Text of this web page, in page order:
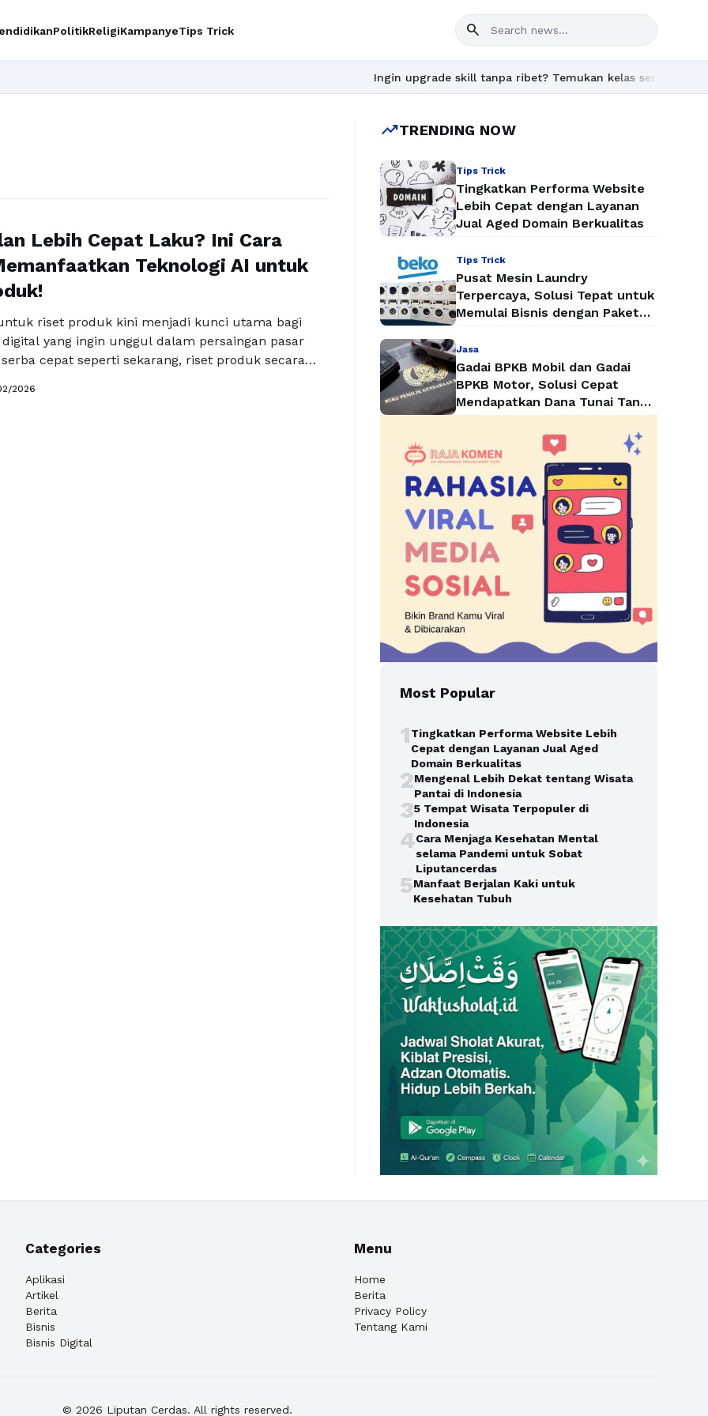
PolitikReligiKampanyeTips Trick search
Ingin upgrade skill tanpa ribet? Temukan kelas seru dan materi
Lebih Cepat Laku? Ini Cara
Teknologi AI untuk
riset produk kini menjadi kunci utama bagi
yang ingin unggul dalam persaingan pasar
cepat seperti sekarang, riset produk secara
kali memakan waktu, tenaga, dan biaya yang tidak
bantuan kecerdasan buatan, pelaku usaha dapat
2026
trending_upTRENDING NOW
Tips Trick
Tingkatkan Performa Website
Lebih Cepat dengan Layanan
Jual Aged Domain Berkualitas
Tips Trick
Pusat Mesin Laundry
Terpercaya, Solusi Tepat untuk
Memulai Bisnis dengan Paket
Jasa
Gadai BPKB Mobil dan Gadai
BPKB Motor, Solusi Cepat
Mendapatkan Dana Tunai Tanpa
Kehilangan Kendaraan
Most Popular
1Tingkatkan Performa Website Lebih
Cepat dengan Layanan Jual Aged
Domain Berkualitas
2Mengenal Lebih Dekat tentang Wisata
Pantai di Indonesia
35 Tempat Wisata Terpopuler di
Indonesia
4Cara Menjaga Kesehatan Mental
selama Pandemi untuk Sobat
Liputancerdas
5Manfaat Berjalan Kaki untuk
Kesehatan Tubuh
Categories
Aplikasi
Artikel
Berita
Bisnis
Bisnis Digital
Menu
Home
Berita
Privacy Policy
Tentang Kami
© 2026 Liputan Cerdas. All rights reserved.